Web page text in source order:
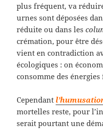
plus fréquent, va
urnes sont déposées
réduite ou dans les
crémation, pour être
vient en contradiction
écologiques : on
consomme des énergies
Cependant
mortelles reste, pour
serait pourtant une